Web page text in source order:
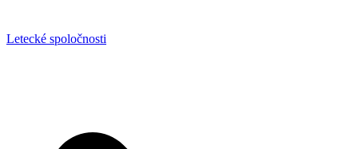
Letecké spoločnosti